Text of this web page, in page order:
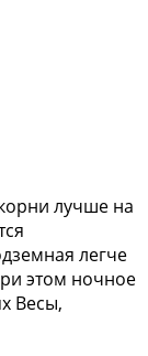
лучше на
легче
этом ночное
Весы,